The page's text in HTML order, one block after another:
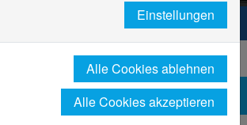
Hochschule Niederrhein. Dein Weg.
News-Detailseite
Einstellungen
Alle Cookies ablehnen
Alle Cookies akzeptieren